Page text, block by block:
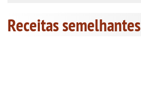
Receitas semelhantes